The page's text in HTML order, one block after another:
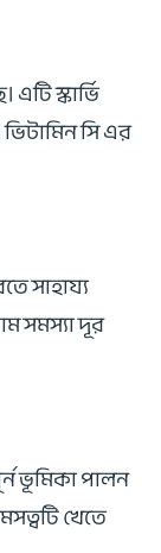
স্কার্ভি
সি এর
সাহায্য
সমস্যা দূর
ভূমিকা পালন
খেতে